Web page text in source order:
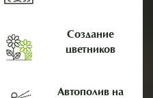
Создание
цветников
Автополив на